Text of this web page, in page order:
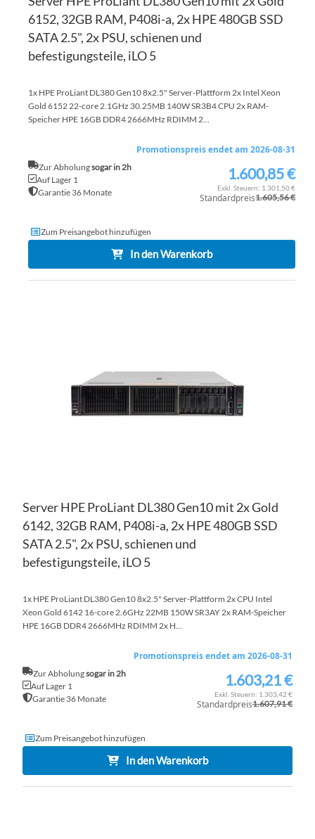
6152, 32GB RAM, P408i-a, 2x HPE 480GB SSD
SATA 2.5", 2x PSU, schienen und
befestigungsteile, iLO 5
1x HPE ProLiant DL380 Gen10 8x2.5" Server-Plattform 2x Intel Xeon
Gold 6152 22-core 2.1GHz 30.25MB 140W SR3B4 CPU 2x RAM-
Speicher HPE 16GB DDR4 2666MHz RDIMM 2...
Zur Abholungsogar in 2h
Auf Lager 1
Garantie 36 Monate
Promotionspreis endet am 2026-08-31
Sonderpreis1.600,85 €
1.301,50 €
Standardpreis1.605,56 €
Zum Preisangebot hinzufügen
In den Warenkorb
Server HPE ProLiant DL380 Gen10 mit 2x Gold
6142, 32GB RAM, P408i-a, 2x HPE 480GB SSD
SATA 2.5", 2x PSU, schienen und
befestigungsteile, iLO 5
1x HPE ProLiant DL380 Gen10 8x2.5" Server-Plattform 2x CPU Intel
Xeon Gold 6142 16-core 2.6GHz 22MB 150W SR3AY 2x RAM-Speicher
HPE 16GB DDR4 2666MHz RDIMM 2x H...
Zur Abholungsogar in 2h
Auf Lager 1
Garantie 36 Monate
Promotionspreis endet am 2026-08-31
Sonderpreis1.603,21 €
1.303,42 €
Standardpreis1.607,91 €
Zum Preisangebot hinzufügen
In den Warenkorb